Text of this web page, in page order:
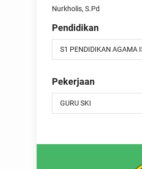
Nurkholis, S.Pd
Pendidikan
S1 PENDIDIKAN AGAMA
Pekerjaan
GURU SKI